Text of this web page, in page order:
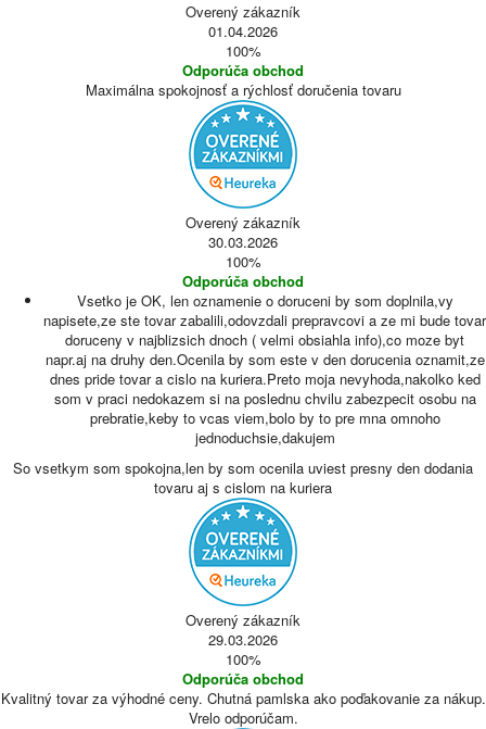
Overený zákazník
01.04.2026
100%
Odporúča obchod
Maximálna spokojnosť a rýchlosť doručenia tovaru
Overený zákazník
30.03.2026
100%
Odporúča obchod
Vsetko je OK, len oznamenie o doruceni by som doplnila,vy
napisete,ze ste tovar zabalili,odovzdali prepravcovi a ze mi bude tovar
doruceny v najblizsich dnoch ( velmi obsiahla info),co moze byt
napr.aj na druhy den.Ocenila by som este v den dorucenia oznamit,ze
dnes pride tovar a cislo na kuriera.Preto moja nevyhoda,nakolko ked
som v praci nedokazem si na poslednu chvilu zabezpecit osobu na
prebratie,keby to vcas viem,bolo by to pre mna omnoho
jednoduchsie,dakujem
So vsetkym som spokojna,len by som ocenila uviest presny den dodania
tovaru aj s cislom na kuriera
Overený zákazník
29.03.2026
100%
Odporúča obchod
Kvalitný tovar za výhodné ceny. Chutná pamlska ako poďakovanie za nákup.
Vrelo odporúčam.